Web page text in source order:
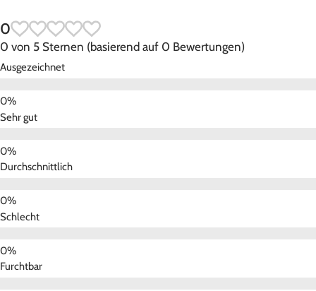
0
0 von 5 Sternen (basierend auf 0 Bewertungen)
Ausgezeichnet
Sehr gut
Durchschnittlich
Schlecht
Furchtbar